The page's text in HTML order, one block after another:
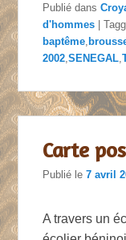
Publié dans
d'hommes
|
baptême
2002 ,SENEGAL ,
Carte
Publié le7 avril
A travers un